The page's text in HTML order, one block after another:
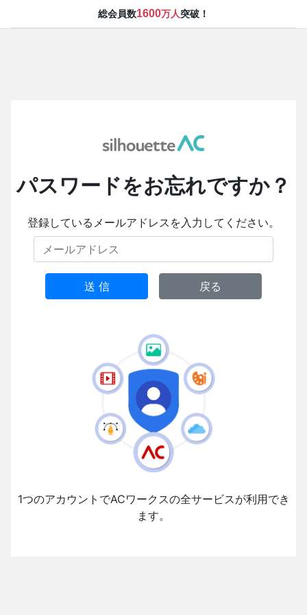
総会員数1600万人突破！
パスワードをお忘れですか？
登録しているメールアドレスを入力してください。
送 信 戻る
1つのアカウントでACワークスの全サービスが利用でき
ます。